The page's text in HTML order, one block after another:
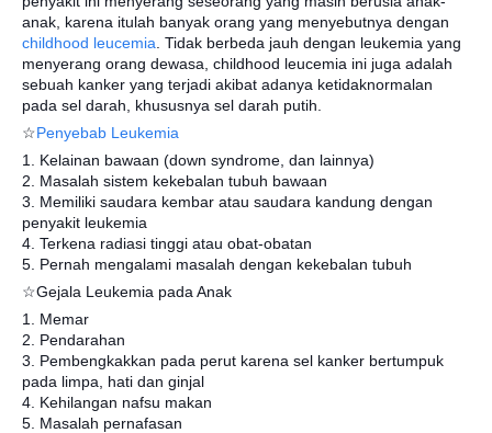
anak, karena itulah banyak orang yang menyebutnya dengan
childhood leucemia . Tidak berbeda jauh dengan leukemia yang
menyerang orang dewasa, childhood leucemia ini juga adalah
sebuah kanker yang terjadi akibat adanya ketidaknormalan
pada sel darah, khususnya sel darah putih.
☆Penyebab Leukemia
1. Kelainan bawaan (down syndrome, dan lainnya)
2. Masalah sistem kekebalan tubuh bawaan
3. Memiliki saudara kembar atau saudara kandung dengan
penyakit leukemia
4. Terkena radiasi tinggi atau obat-obatan
5. Pernah mengalami masalah dengan kekebalan tubuh
☆Gejala Leukemia pada Anak
1. Memar
2. Pendarahan
3. Pembengkakkan pada perut karena sel kanker bertumpuk
pada limpa, hati dan ginjal
4. Kehilangan nafsu makan
5. Masalah pernafasan